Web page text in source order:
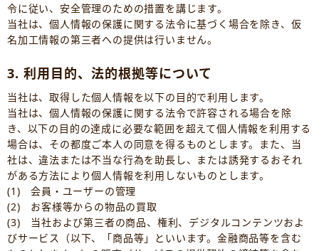
令に従い、安全管理のための措置を講じます。
当社は、個人情報の保護に関する法令に基づく場合を除き、仮
名加工情報の第三者への提供は行いません。
3. 利用目的、法的根拠等について
当社は、取得した個人情報を以下の目的で利用します。
当社は、個人情報の保護に関する法令で許容される場合を除
き、以下の目的の達成に必要な範囲を超えて個人情報を利用する
場合は、その都度ご本人の同意を得るものとします。また、当
社は、違法または不当な行為を助長し、または誘発するおそれ
がある方法により個人情報を利用しないものとします。
(1) 会員・ユーザーの管理
(2) お客様等からの物品の買取
(3) 当社および第三者の商品、権利、デジタルコンテンツおよ
びサービス（以下、「商品等」といいます。金融商品等を含む